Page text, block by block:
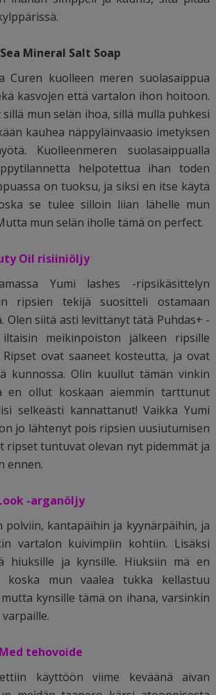
Mineral Salt Soap
Curen kuolleen meren suolasaippua
kasvojen että vartalon ihon hoitoon.
mun selän ihoa, sillä mulla puhkesi
kauhea näppyläinvaasio imetyksen
Kuolleenmeren suolasaippualla
helpotettua ihan toden
on tuoksu, ja siksi en itse käytä
se tulee silloin liian lähelle mun
mun selän iholle tämä on perfect.
Oil risiiniöljy
Yumi lashes -ripsikäsittelyn
ripsien tekijä suositteli ostamaan
Olen siitä asti levittänyt tätä Puhdas+ -
meikinpoiston jälkeen ripsille
ovat saaneet kosteutta, ja ovat
kunnossa. Olin kuullut tämän vinkin
en ollut koskaan aiemmin tarttunut
selkeästi kannattanut! Vaikka Yumi
jo lähtenyt pois ripsien uusiutumisen
ripset tuntuvat olevan nyt pidemmät ja
ennen.
-arganöljy
polviin, kantapäihin ja kyynärpäihin, ja
vartalon kuivimpiin kohtiin. Lisäksi
hiuksille ja kynsille. Hiuksiin mä en
koska mun vaalea tukka kellastuu
kynsille tämä on ihana, varsinkin
tehovoide
käyttöön viime keväänä aivan